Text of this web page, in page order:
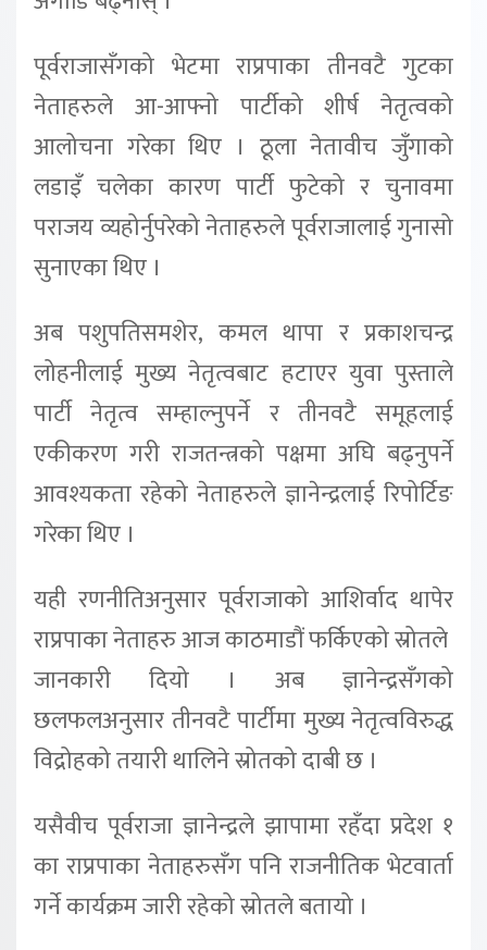
पूर्वराजासँगको भेटमा राप्रपाका तीनवटै गुटका
नेताहरुले आ-आफ्नो पार्टीको शीर्ष नेतृत्वको
आलोचना गरेका थिए । ठूला नेतावीच जुँगाको
लडाइँ चलेका कारण पार्टी फुटेको र चुनावमा
पराजय व्यहोर्नुपरेको नेताहरुले पूर्वराजालाई गुनासो
सुनाएका थिए ।
अब पशुपतिसमशेर, कमल थापा र प्रकाशचन्द्र
लोहनीलाई मुख्य नेतृत्वबाट हटाएर युवा पुस्ताले
पार्टी नेतृत्व सम्हाल्नुपर्ने र तीनवटै समूहलाई
एकीकरण गरी राजतन्त्रको पक्षमा अघि बढ्नुपर्ने
आवश्यकता रहेको नेताहरुले ज्ञानेन्द्रलाई रिपोर्टिङ
गरेका थिए ।
यही रणनीतिअनुसार पूर्वराजाको आशिर्वाद थापेर
राप्रपाका नेताहरु आज काठमाडौं फर्किएको स्रोतले
जानकारी दियो । अब ज्ञानेन्द्रसँगको
छलफलअनुसार तीनवटै पार्टीमा मुख्य नेतृत्वविरुद्ध
विद्रोहको तयारी थालिने स्रोतको दाबी छ ।
यसैवीच पूर्वराजा ज्ञानेन्द्रले झापामा रहँदा प्रदेश १
का राप्रपाका नेताहरुसँग पनि राजनीतिक भेटवार्ता
गर्ने कार्यक्रम जारी रहेको स्रोतले बतायो ।